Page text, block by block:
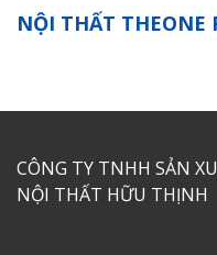
NỘI THẤT THEONE
CÔNG TY TNHH SẢN
NỘI THẤT HỮU THỊNH